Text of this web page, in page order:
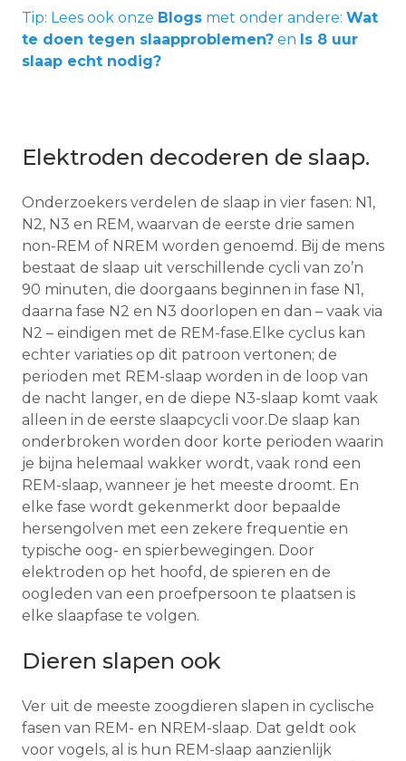
Tip: Lees ook onze Blogs met onder andere: Wat
te doen tegen slaapproblemen? en Is 8 uur
slaap echt nodig?
Elektroden decoderen de slaap.
Onderzoekers verdelen de slaap in vier fasen: N1,
N2, N3 en REM, waarvan de eerste drie samen
non-REM of NREM worden genoemd. Bij de mens
bestaat de slaap uit verschillende cycli van zo’n
90 minuten, die doorgaans beginnen in fase N1,
daarna fase N2 en N3 doorlopen en dan – vaak via
N2 – eindigen met de REM-fase.Elke cyclus kan
echter variaties op dit patroon vertonen; de
perioden met REM-slaap worden in de loop van
de nacht langer, en de diepe N3-slaap komt vaak
alleen in de eerste slaapcycli voor.De slaap kan
onderbroken worden door korte perioden waarin
je bijna helemaal wakker wordt, vaak rond een
REM-slaap, wanneer je het meeste droomt. En
elke fase wordt gekenmerkt door bepaalde
hersengolven met een zekere frequentie en
typische oog- en spierbewegingen. Door
elektroden op het hoofd, de spieren en de
oogleden van een proefpersoon te plaatsen is
elke slaapfase te volgen.
Dieren slapen ook
Ver uit de meeste zoogdieren slapen in cyclische
fasen van REM- en NREM-slaap. Dat geldt ook
voor vogels, al is hun REM-slaap aanzienlijk